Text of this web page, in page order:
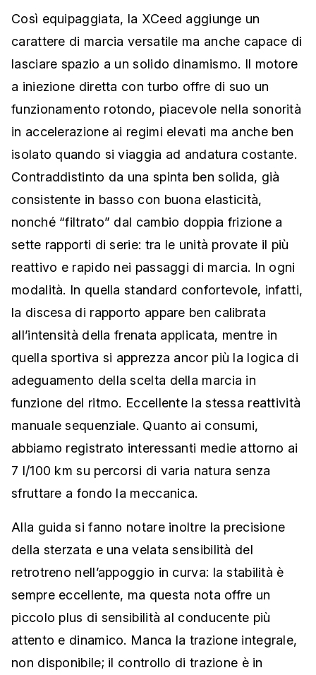
Così equipaggiata, la XCeed aggiunge un
carattere di marcia versatile ma anche capace di
lasciare spazio a un solido dinamismo. Il motore
a iniezione diretta con turbo offre di suo un
funzionamento rotondo, piacevole nella sonorità
in accelerazione ai regimi elevati ma anche ben
isolato quando si viaggia ad andatura costante.
Contraddistinto da una spinta ben solida, già
consistente in basso con buona elasticità,
nonché “filtrato” dal cambio doppia frizione a
sette rapporti di serie: tra le unità provate il più
reattivo e rapido nei passaggi di marcia. In ogni
modalità. In quella standard confortevole, infatti,
la discesa di rapporto appare ben calibrata
all’intensità della frenata applicata, mentre in
quella sportiva si apprezza ancor più la logica di
adeguamento della scelta della marcia in
funzione del ritmo. Eccellente la stessa reattività
manuale sequenziale. Quanto ai consumi,
abbiamo registrato interessanti medie attorno ai
7 l/100 km su percorsi di varia natura senza
sfruttare a fondo la meccanica.
Alla guida si fanno notare inoltre la precisione
della sterzata e una velata sensibilità del
retrotreno nell’appoggio in curva: la stabilità è
sempre eccellente, ma questa nota offre un
piccolo plus di sensibilità al conducente più
attento e dinamico. Manca la trazione integrale,
non disponibile; il controllo di trazione è in